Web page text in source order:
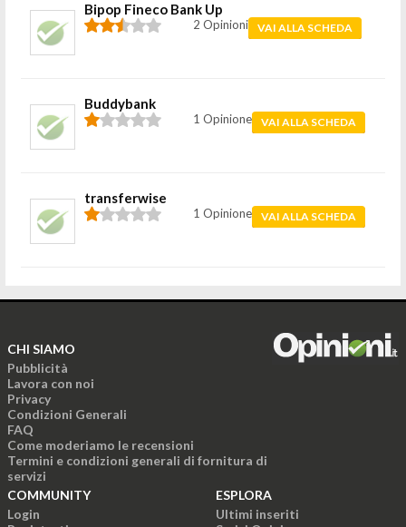
Bipop Fineco Bank Up
2 Opinioni VAI ALLA SCHEDA
Buddybank
1 Opinione VAI ALLA SCHEDA
transferwise
1 Opinione VAI ALLA SCHEDA
CHI SIAMO
Pubblicità
Lavora con noi
Privacy
Condizioni Generali
FAQ
Come moderiamo le recensioni
Termini e condizioni generali di fornitura di
servizi
COMMUNITY
Login
ESPLORA
Ultimi inseriti